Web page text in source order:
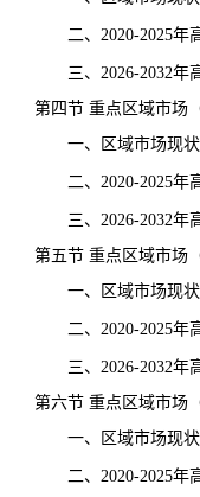
二、2020-2025年高
三、2026-2032年高
第四节 重点区域市场（
一、区域市场现状
二、2020-2025年高
三、2026-2032年高
第五节 重点区域市场（
一、区域市场现状
二、2020-2025年高
三、2026-2032年高
第六节 重点区域市场（
一、区域市场现状
二、2020-2025年高